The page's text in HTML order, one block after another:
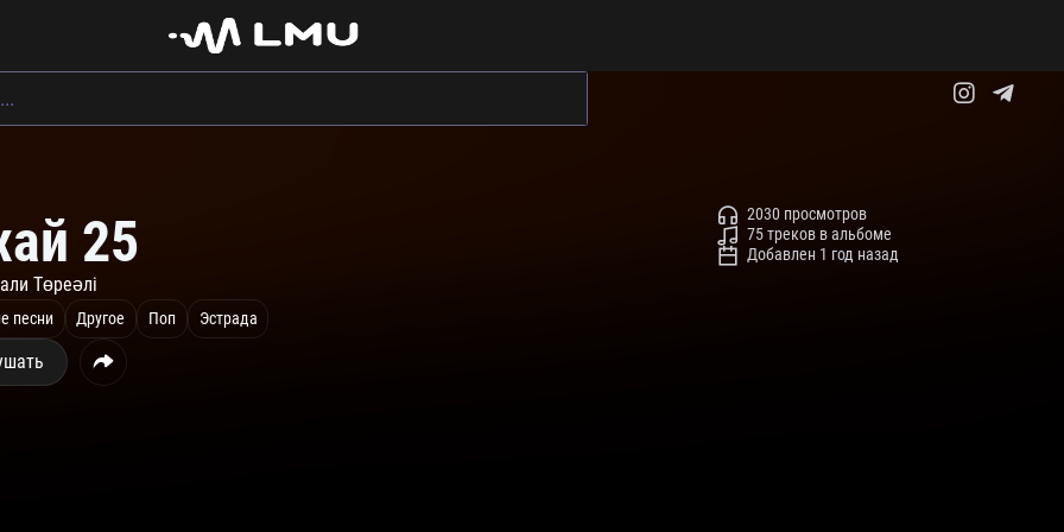
25
Төреәлі
песни Другое Поп Эстрада
2030 просмотров
75 треков в альбоме
Добавлен 1 год назад